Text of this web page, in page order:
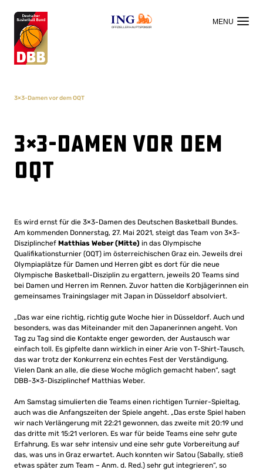
OFFIZIELLER HAUPTSPONSOR
3×3-Damen vor dem OQT
3×3-Damen vor dem
OQT
Es wird ernst für die 3×3-Damen des Deutschen Basketball Bundes.
Am kommenden Donnerstag, 27. Mai 2021, steigt das Team von 3×3-
Disziplinchef Matthias Weber (Mitte) in das Olympische
Qualifikationsturnier (OQT) im österreichischen Graz ein. Jeweils drei
Olympiaplätze für Damen und Herren gibt es dort für die neue
Olympische Basketball-Disziplin zu ergattern, jeweils 20 Teams sind
bei Damen und Herren im Rennen. Zuvor hatten die Korbjägerinnen ein
gemeinsames Trainingslager mit Japan in Düsseldorf absolviert.
„Das war eine richtig, richtig gute Woche hier in Düsseldorf. Auch und
besonders, was das Miteinander mit den Japanerinnen angeht. Von
Tag zu Tag sind die Kontakte enger geworden, der Austausch war
einfach toll. Es gipfelte dann wirklich in einer Arie von T-Shirt-Tausch,
das war trotz der Konkurrenz ein echtes Fest der Verständigung.
Vielen Dank an alle, die diese Woche möglich gemacht haben“, sagt
DBB-3×3-Disziplinchef Matthias Weber.
Am Samstag simulierten die Teams einen richtigen Turnier-Spieltag,
auch was die Anfangszeiten der Spiele angeht. „Das erste Spiel haben
wir nach Verlängerung mit 22:21 gewonnen, das zweite mit 20:19 und
das dritte mit 15:21 verloren. Es war für beide Teams eine sehr gute
Erfahrung. Es war sehr intensiv und eine sehr gute Vorbereitung auf
das, was uns in Graz erwartet. Auch konnten wir Satou (Sabally, stieß
etwas später zum Team – Anm. d. Red.) sehr gut integrieren“, so